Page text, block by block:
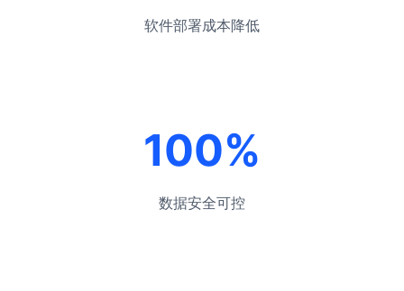
软件部署成本降低
100%
数据安全可控